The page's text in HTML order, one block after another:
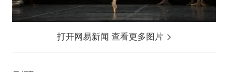
打开网易新闻 查看更多图片